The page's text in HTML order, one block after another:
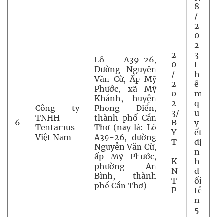
6
Công ty
TNHH
Tentamus
Việt Nam
Lô A39-26,
Đường Nguyễn
Văn Cừ, Ấp Mỹ
Phước, xã Mỹ
Khánh, huyện
Phong Điền,
thành phố Cần
Thơ (nay là: Lô
A39-26, đường
Nguyễn Văn Cừ,
ấp Mỹ Phước,
phường An
Bình, thành
phố Cần Thơ)
2
0
/
2
0
2
3/
B
Y
T
-
K
N
T
P
8
/
2
0
2
3
t
h
ê
m
q
u
y
ết
đị
n
h
đ
ổi
tê
n
5